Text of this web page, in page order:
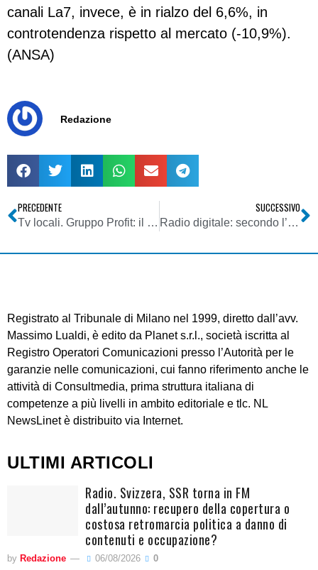
canali La7, invece, è in rialzo del 6,6%, in
controtendenza rispetto al mercato (-10,9%).
(ANSA)
Redazione
PRECEDENTE
Tv locali. Gruppo Profit: il 5 novembre lo spegnimento dei canali. Ma i soldi pubblici continueranno ad arrivare
SUCCESSIVO
Radio digitale: secondo l’EBU il futuro è nell’eurochip
Registrato al Tribunale di Milano nel 1999, diretto dall’avv.
Massimo Lualdi, è edito da Planet s.r.l., società iscritta al
Registro Operatori Comunicazioni presso l’Autorità per le
garanzie nelle comunicazioni, cui fanno riferimento anche le
attività di Consultmedia, prima struttura italiana di
competenze a più livelli in ambito editoriale e tlc. NL
NewsLinet è distribuito via Internet.
ULTIMI ARTICOLI
Radio. Svizzera, SSR torna in FM
dall’autunno: recupero della copertura o
costosa retromarcia politica a danno di
contenuti e occupazione?
by Redazione 06/08/2026 0